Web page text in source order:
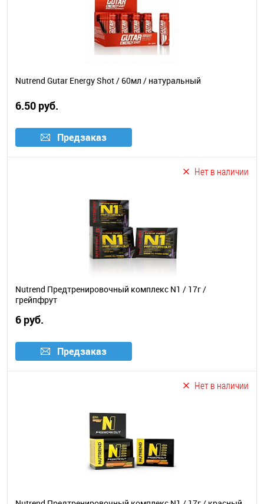
Nutrend Gutar Energy Shot / 60мл / натуральный
6.50 руб.
Предзаказ
Нет в наличии
Nutrend Предтренировочный комплекс N1 / 17г /
грейпфрут
6 руб.
Предзаказ
Нет в наличии